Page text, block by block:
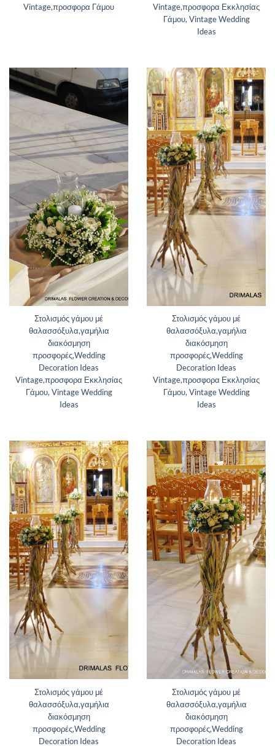
Vintage,προσφορα Γάμου
Vintage,προσφορα Εκκλησίας
Γάμου, Vintage Wedding
Ideas
Στολισμός γάμου μέ
θαλασσόξυλα,γαμήλια
διακόσμηση
προσφορές,Wedding
Decoration Ideas
Vintage,προσφορα Εκκλησίας
Γάμου, Vintage Wedding
Ideas
Στολισμός γάμου μέ
θαλασσόξυλα,γαμήλια
διακόσμηση
προσφορές,Wedding
Decoration Ideas
Vintage,προσφορα Εκκλησίας
Γάμου, Vintage Wedding
Ideas
Στολισμός γάμου μέ
θαλασσόξυλα,γαμήλια
διακόσμηση
προσφορές,Wedding
Decoration Ideas
Στολισμός γάμου μέ
θαλασσόξυλα,γαμήλια
διακόσμηση
προσφορές,Wedding
Decoration Ideas